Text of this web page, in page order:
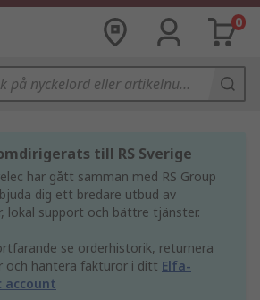
0
till RS Sverige
har gått samman med RS Group
dig ett bredare utbud av
lokal support och bättre tjänster.
se orderhistorik, returnera
och hantera fakturor i ditt Elfa-
account